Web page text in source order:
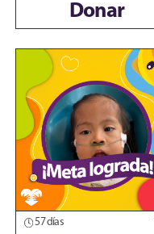
Donar
57 días